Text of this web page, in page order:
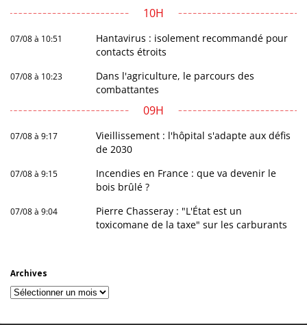
10H
07/08 à 10:51
Hantavirus : isolement recommandé pour
contacts étroits
07/08 à 10:23
Dans l'agriculture, le parcours des
combattantes
09H
07/08 à 9:17
Vieillissement : l'hôpital s'adapte aux défis
de 2030
07/08 à 9:15
Incendies en France : que va devenir le
bois brûlé ?
07/08 à 9:04
Pierre Chasseray : "L'État est un
toxicomane de la taxe" sur les carburants
Archives
Archives